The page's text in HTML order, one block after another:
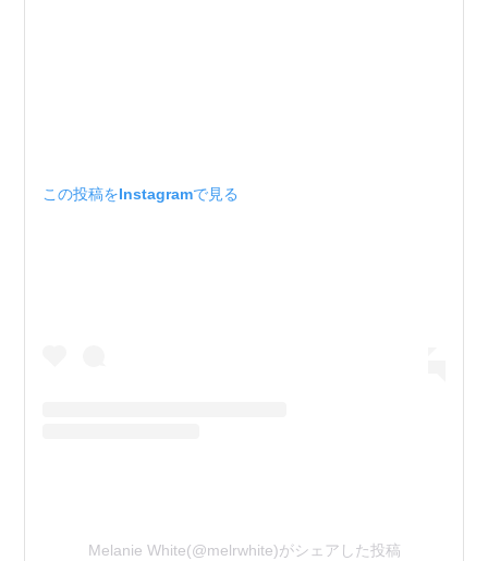
この投稿をInstagramで見る
Melanie White(@melrwhite)がシェアした投稿